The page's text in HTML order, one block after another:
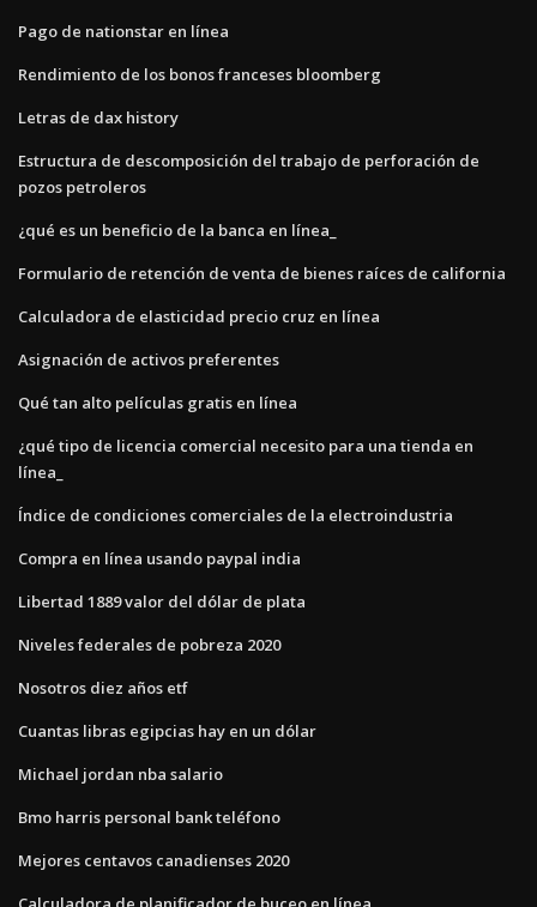
Pago de nationstar en línea
Rendimiento de los bonos franceses bloomberg
Letras de dax history
Estructura de descomposición del trabajo de perforación de
pozos petroleros
¿qué es un beneficio de la banca en línea_
Formulario de retención de venta de bienes raíces de california
Calculadora de elasticidad precio cruz en línea
Asignación de activos preferentes
Qué tan alto películas gratis en línea
¿qué tipo de licencia comercial necesito para una tienda en
línea_
Índice de condiciones comerciales de la electroindustria
Compra en línea usando paypal india
Libertad 1889 valor del dólar de plata
Niveles federales de pobreza 2020
Nosotros diez años etf
Cuantas libras egipcias hay en un dólar
Michael jordan nba salario
Bmo harris personal bank teléfono
Mejores centavos canadienses 2020